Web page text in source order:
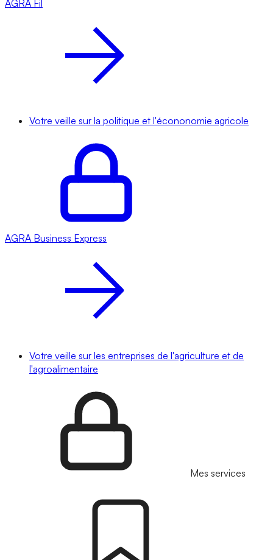
AGRA Fil
Votre veille sur la politique et l'écononomie agricole
AGRA Business Express
Votre veille sur les entreprises de l'agriculture et de
l'agroalimentaire
Mes services